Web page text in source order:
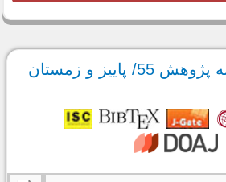
تاریخ اسلام در آینه پژوهش 55/ پاییز و زمستان